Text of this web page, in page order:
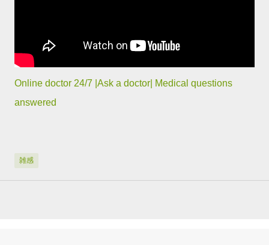
Online doctor 24/7 |Ask a doctor| Medical questions
answered
雑感